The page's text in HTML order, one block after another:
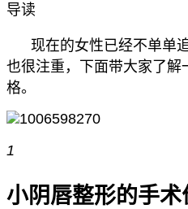
导读
现在的女性已经不单单
也很注重，下面带大家了解
格。
1
小阴唇整形的手术